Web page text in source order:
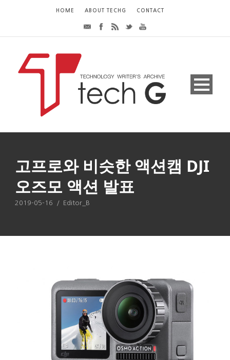
HOME ABOUT TECHG CONTACT
고프로와 비슷한 액션캠 DJI
오즈모 액션 발표
2019-05-16 / Editor_B